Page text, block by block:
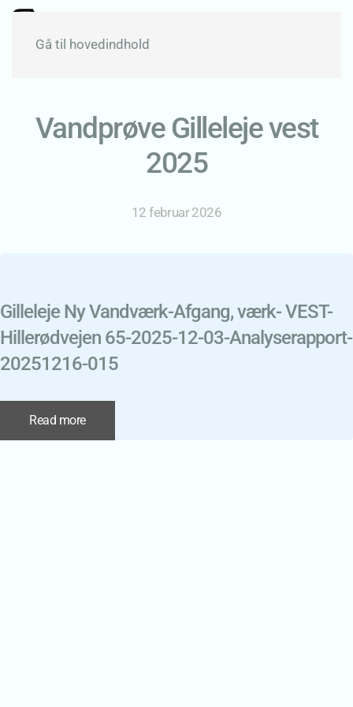
Gå til hovedindhold
Vandprøve Gilleleje vest
2025
12 februar 2026
Gilleleje Ny Vandværk-Afgang, værk- VEST-
Hillerødvejen 65-2025-12-03-Analyserapport-
20251216-015
Read more